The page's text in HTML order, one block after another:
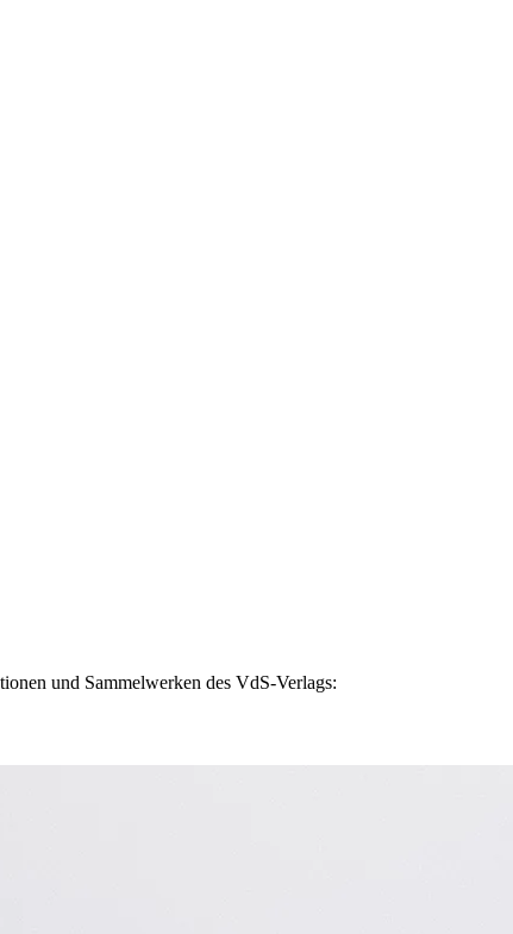
und Sammelwerken des VdS-Verlags: